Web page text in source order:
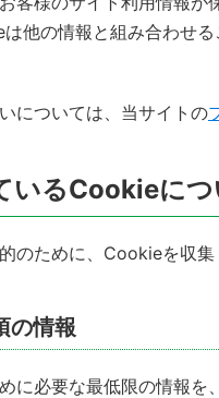
他の情報と組み合わせ
については、当サイトの
いるCookieにつ
のために、Cookieを収集
の情報
に必要な最低限の情報